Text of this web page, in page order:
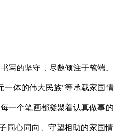
写的坚守，尽数倾注于笔端。
一体的伟大民族”等承载家国情
一个笔画都凝聚着认真做事的
同心同向、守望相助的家国情